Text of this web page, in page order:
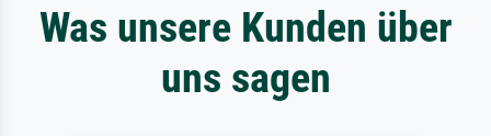
Was unsere Kunden über
uns sagen